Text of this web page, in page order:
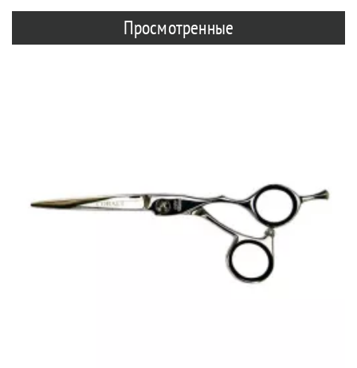
Просмотренные